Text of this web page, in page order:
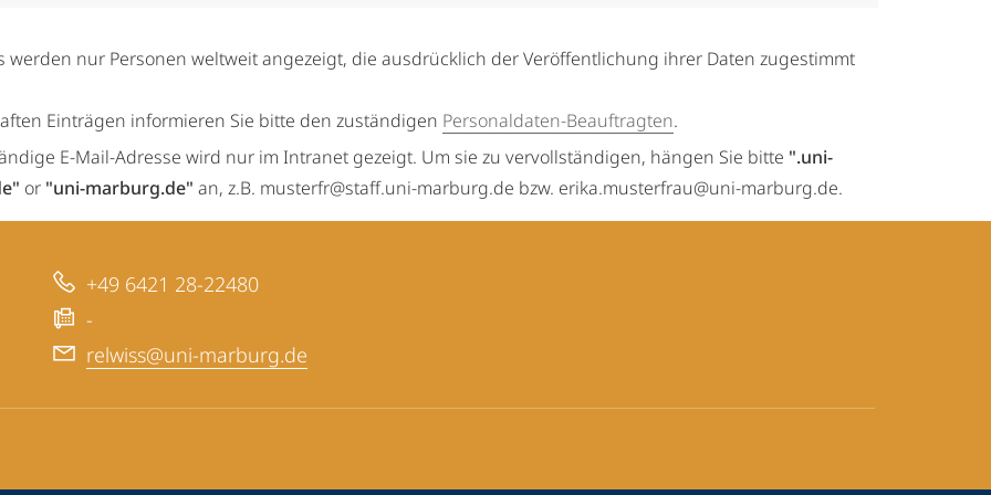
werden nur Personen weltweit angezeigt, die ausdrücklich der Veröffentlichung ihrer Daten zugestimmt
Einträgen informieren Sie bitte den zuständigen Personaldaten-Beauftragten.
E-Mail-Adresse wird nur im Intranet gezeigt. Um sie zu vervollständigen, hängen Sie bitte ".uni-
or "uni-marburg.de" an, z.B. musterfr@staff.uni-marburg.de bzw. erika.musterfrau@uni-marburg.de.
+49 6421 28-22480
-
relwiss@uni-marburg.de